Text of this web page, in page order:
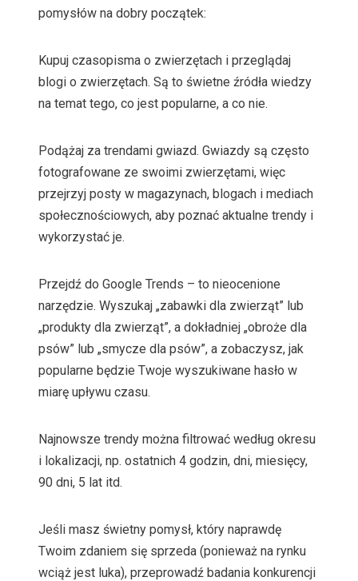
pomysłów na dobry początek:
Kupuj czasopisma o zwierzętach i przeglądaj
blogi o zwierzętach. Są to świetne źródła wiedzy
na temat tego, co jest popularne, a co nie.
Podążaj za trendami gwiazd. Gwiazdy są często
fotografowane ze swoimi zwierzętami, więc
przejrzyj posty w magazynach, blogach i mediach
społecznościowych, aby poznać aktualne trendy i
wykorzystać je.
Przejdź do Google Trends – to nieocenione
narzędzie. Wyszukaj „zabawki dla zwierząt” lub
„produkty dla zwierząt”, a dokładniej „obroże dla
psów” lub „smycze dla psów”, a zobaczysz, jak
popularne będzie Twoje wyszukiwane hasło w
miarę upływu czasu.
Najnowsze trendy można filtrować według okresu
i lokalizacji, np. ostatnich 4 godzin, dni, miesięcy,
90 dni, 5 lat itd.
Jeśli masz świetny pomysł, który naprawdę
Twoim zdaniem się sprzeda (ponieważ na rynku
wciąż jest luka), przeprowadź badania konkurencji